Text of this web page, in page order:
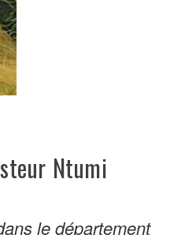
Ntumi
le département